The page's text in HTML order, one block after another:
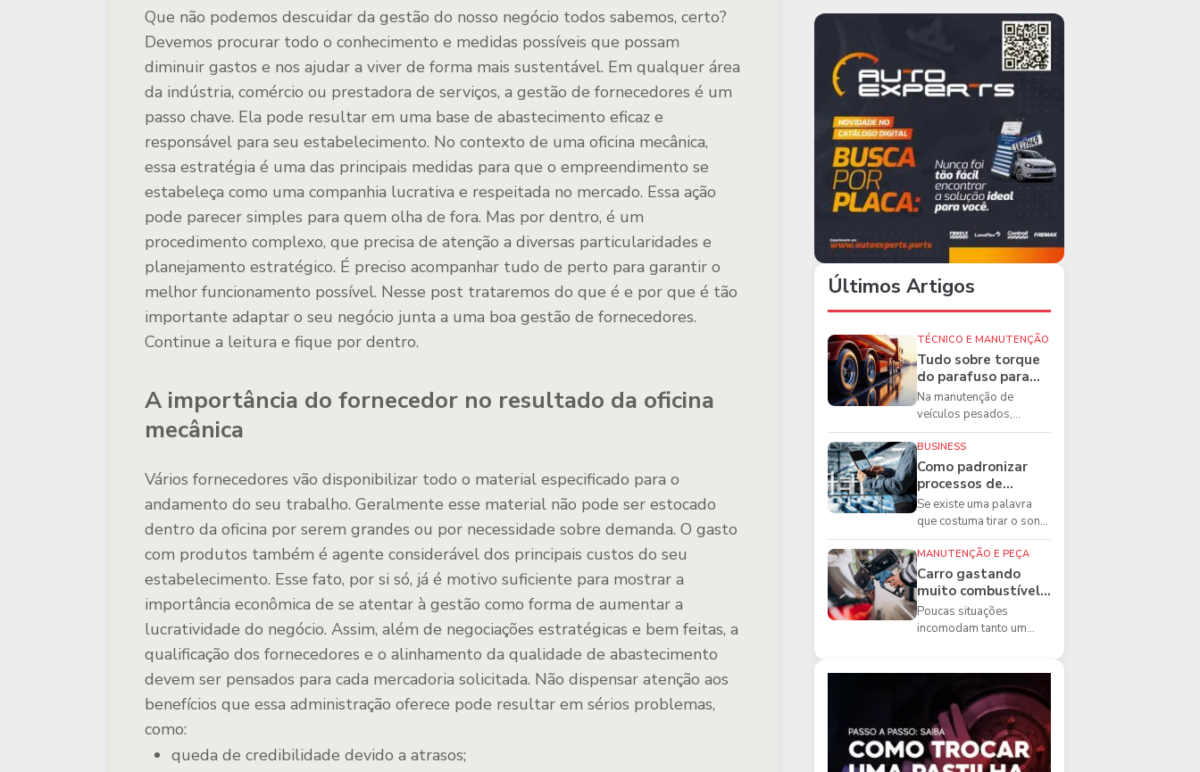
Que não podemos descuidar da gestão do nosso negócio todos sabemos, certo?
Devemos procurar todo o conhecimento e medidas possíveis que possam
diminuir gastos e nos ajudar a viver de forma mais sustentável. Em qualquer área
da indústria, comércio ou prestadora de serviços, a gestão de fornecedores é um
passo chave. Ela pode resultar em uma base de abastecimento eficaz e
responsável para seu estabelecimento. No contexto de uma oficina mecânica,
essa estratégia é uma das principais medidas para que o empreendimento se
estabeleça como uma companhia lucrativa e respeitada no mercado. Essa ação
pode parecer simples para quem olha de fora. Mas por dentro, é um
procedimento complexo, que precisa de atenção a diversas particularidades e
planejamento estratégico. É preciso acompanhar tudo de perto para garantir o
melhor funcionamento possível. Nesse post trataremos do que é e por que é tão
importante adaptar o seu negócio junta a uma boa gestão de fornecedores.
Continue a leitura e fique por dentro.
A importância do fornecedor no resultado da oficina
mecânica
Vários fornecedores vão disponibilizar todo o material especificado para o
andamento do seu trabalho. Geralmente esse material não pode ser estocado
dentro da oficina por serem grandes ou por necessidade sobre demanda. O gasto
com produtos também é agente considerável dos principais custos do seu
estabelecimento. Esse fato, por si só, já é motivo suficiente para mostrar a
importância econômica de se atentar à gestão como forma de aumentar a
lucratividade do negócio. Assim, além de negociações estratégicas e bem feitas, a
qualificação dos fornecedores e o alinhamento da qualidade de abastecimento
devem ser pensados para cada mercadoria solicitada. Não dispensar atenção aos
benefícios que essa administração oferece pode resultar em sérios problemas,
como:
queda de credibilidade devido a atrasos;
Últimos Artigos
TÉCNICO E MANUTENÇÃO
Tudo sobre torque
do parafuso para
caminhões e as
boas práticas que
todo mecânico
precisa conhecer
Na manutenção de
veículos pesados,
existem ferramentas que
fazem diferença direta na
segurança e na ...
BUSINESS
Como padronizar
processos de
manutenção de
frota na oficina
Se existe uma palavra
que costuma tirar o sono
dos gestores de
manutenção, ela é a
imprevisibilidade...
MANUTENÇÃO E PEÇA
Carro gastando
muito combustível:
5 motivos que
podem aumentar o
Poucas situações
incomodam tanto um
acabando mais r...